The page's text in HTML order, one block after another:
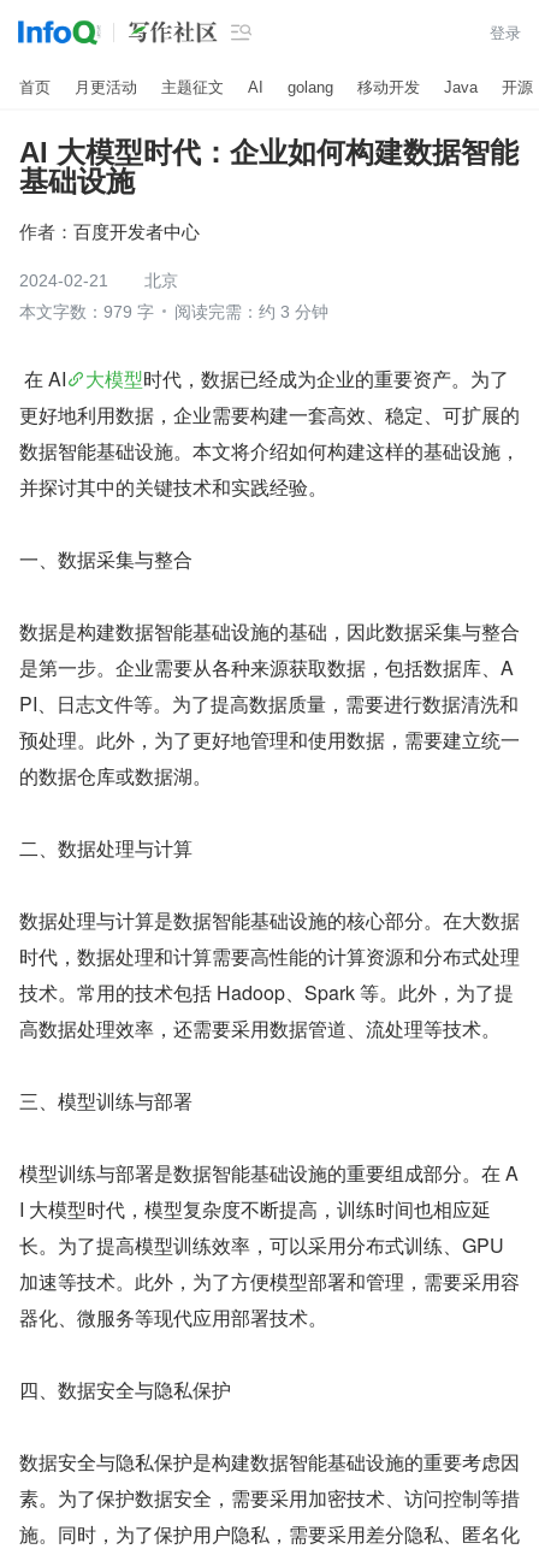
 登录
首页 月更活动 主题征文 AI golang 移动开发 Java 开源
AI 大模型时代：企业如何构建数据智能
基础设施
作者： 百度开发者中心
2024-02-21
北京
本文字数：979 字
阅读完需：约 3 分钟
在 AI 大模型时代，数据已经成为企业的重要资产。为了
更好地利用数据，企业需要构建一套高效、稳定、可扩展的
数据智能基础设施。本文将介绍如何构建这样的基础设施，
并探讨其中的关键技术和实践经验。
一、数据采集与整合
数据是构建数据智能基础设施的基础，因此数据采集与整合
是第一步。企业需要从各种来源获取数据，包括数据库、A
PI、日志文件等。为了提高数据质量，需要进行数据清洗和
预处理。此外，为了更好地管理和使用数据，需要建立统一
的数据仓库或数据湖。
二、数据处理与计算
数据处理与计算是数据智能基础设施的核心部分。在大数据
时代，数据处理和计算需要高性能的计算资源和分布式处理
技术。常用的技术包括 Hadoop、Spark 等。此外，为了提
高数据处理效率，还需要采用数据管道、流处理等技术。
三、模型训练与部署
模型训练与部署是数据智能基础设施的重要组成部分。在 A
I 大模型时代，模型复杂度不断提高，训练时间也相应延
长。为了提高模型训练效率，可以采用分布式训练、GPU
加速等技术。此外，为了方便模型部署和管理，需要采用容
器化、微服务等现代应用部署技术。
四、数据安全与隐私保护
数据安全与隐私保护是构建数据智能基础设施的重要考虑因
素。为了保护数据安全，需要采用加密技术、访问控制等措
施。同时，为了保护用户隐私，需要采用差分隐私、匿名化